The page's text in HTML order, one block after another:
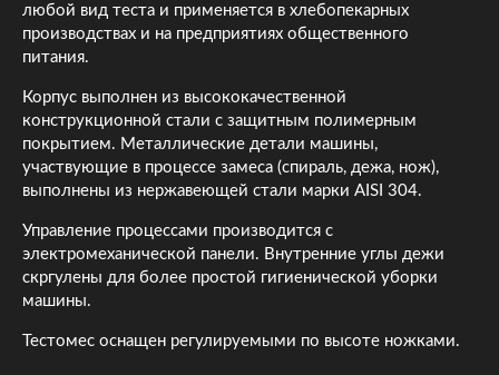
любой вид теста и применяется в хлебопекарных
производствах и на предприятиях общественного
питания.
Корпус выполнен из высококачественной
конструкционной стали с защитным полимерным
покрытием. Металлические детали машины,
участвующие в процессе замеса (спираль, дежа, нож),
выполнены из нержавеющей стали марки AISI 304.
Управление процессами производится с
электромеханической панели. Внутренние углы дежи
скргулены для более простой гигиенической уборки
машины.
Тестомес оснащен регулируемыми по высоте ножками.